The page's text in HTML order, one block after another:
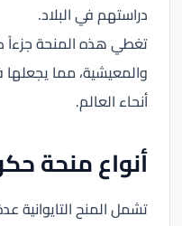
دراستهم في البلاد.
تغطي هذه المنحة جزءاً
والمعيشية، مما
أنحاء العالم.
أنواع منحة
تشمل المنح التايوانية